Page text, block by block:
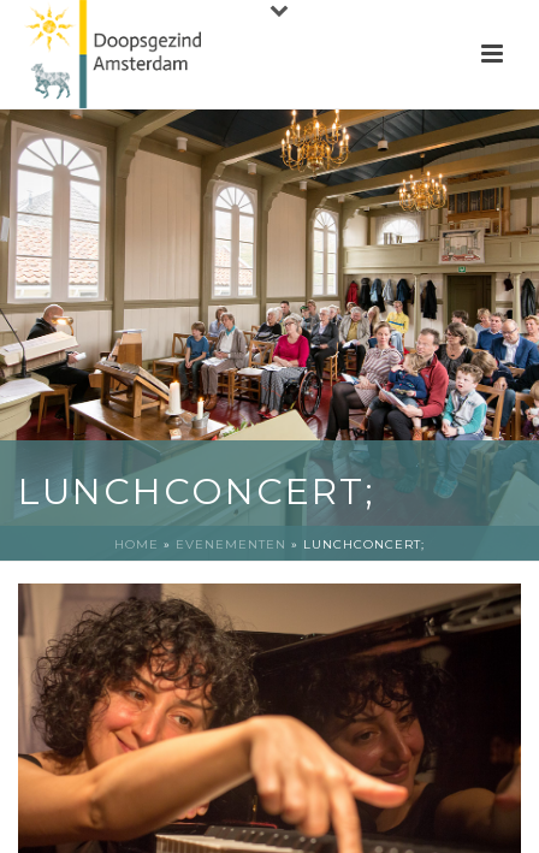
LUNCHCONCERT;
HOME » EVENEMENTEN » LUNCHCONCERT;